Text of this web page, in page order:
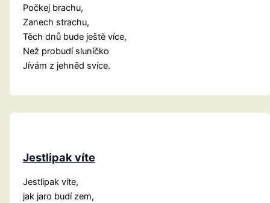
Počkej brachu,
Zanech strachu,
Těch dnů bude ještě více,
Než probudí sluníčko
Jívám z jehněd svíce.
Jestlipak víte
Jestlipak víte,
jak jaro budí zem,